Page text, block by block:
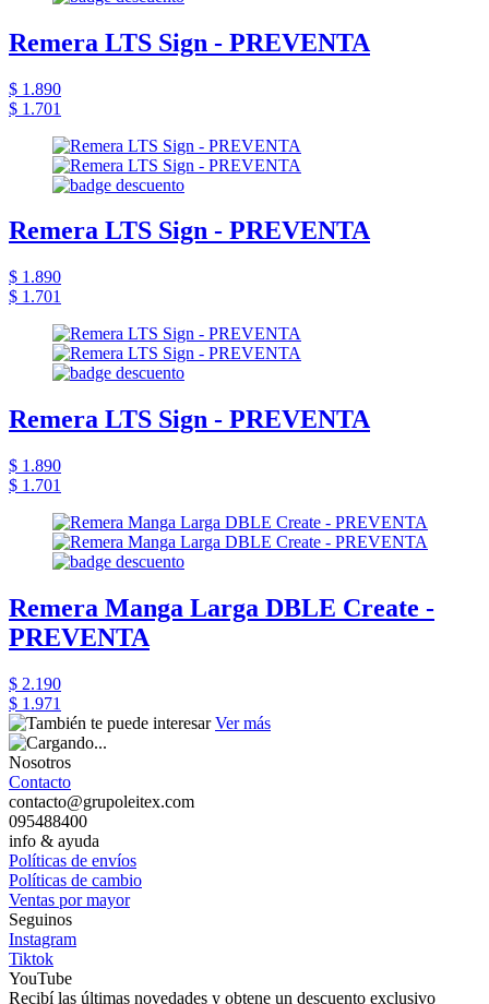
Remera LTS Sign - PREVENTA
$ 1.890
$ 1.701
Remera LTS Sign - PREVENTA
$ 1.890
$ 1.701
Remera LTS Sign - PREVENTA
$ 1.890
$ 1.701
Remera Manga Larga DBLE Create -
PREVENTA
$ 2.190
$ 1.971
Ver más
Nosotros
Contacto
contacto@grupoleitex.com
095488400
info & ayuda
Políticas de envíos
Políticas de cambio
Ventas por mayor
Seguinos
Instagram
Tiktok
YouTube
Recibí las últimas novedades y obtene un descuento exclusivo